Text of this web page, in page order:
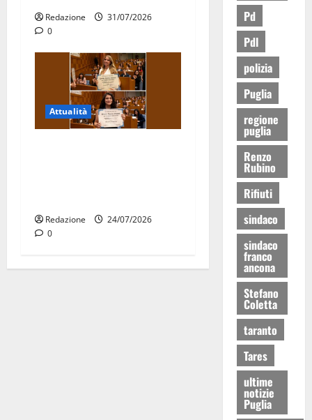
Redazione
31/07/2026
0
Attualità
Redazione
24/07/2026
0
Pd
Pdl
polizia
Puglia
regione
puglia
Renzo
Rubino
Rifiuti
sindaco
sindaco
franco
ancona
Stefano
Coletta
taranto
Tares
ultime
notizie
Puglia